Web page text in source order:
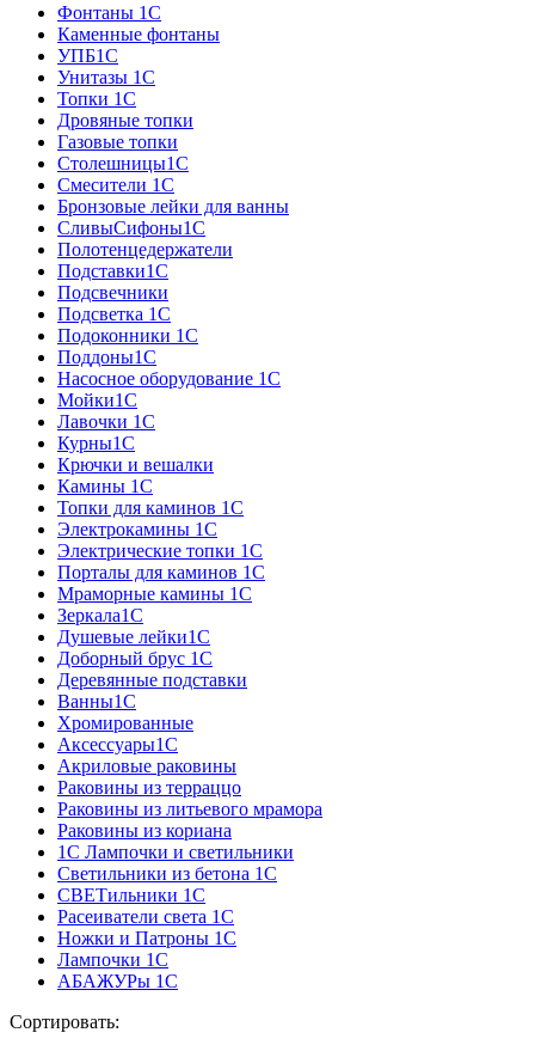
Фонтаны 1C
Каменные фонтаны
УПБ1С
Унитазы 1С
Топки 1С
Дровяные топки
Газовые топки
Столешницы1С
Смесители 1С
Бронзовые лейки для ванны
СливыСифоны1С
Полотенцедержатели
Подставки1С
Подсвечники
Подсветка 1С
Подоконники 1С
Поддоны1С
Насосное оборудование 1С
Мойки1С
Лавочки 1С
Курны1С
Крючки и вешалки
Камины 1C
Топки для каминов 1C
Электрокамины 1С
Электрические топки 1C
Порталы для каминов 1С
Мраморные камины 1C
Зеркала1С
Душевые лейки1С
Доборный брус 1С
Деревянные подставки
Ванны1С
Хромированные
Аксессуары1С
Акриловые раковины
Раковины из терраццо
Раковины из литьевого мрамора
Раковины из кориана
1С Лампочки и светильники
Светильники из бетона 1С
СВЕТильники 1С
Расеиватели света 1С
Ножки и Патроны 1С
Лампочки 1С
АБАЖУРы 1С
Сортировать: